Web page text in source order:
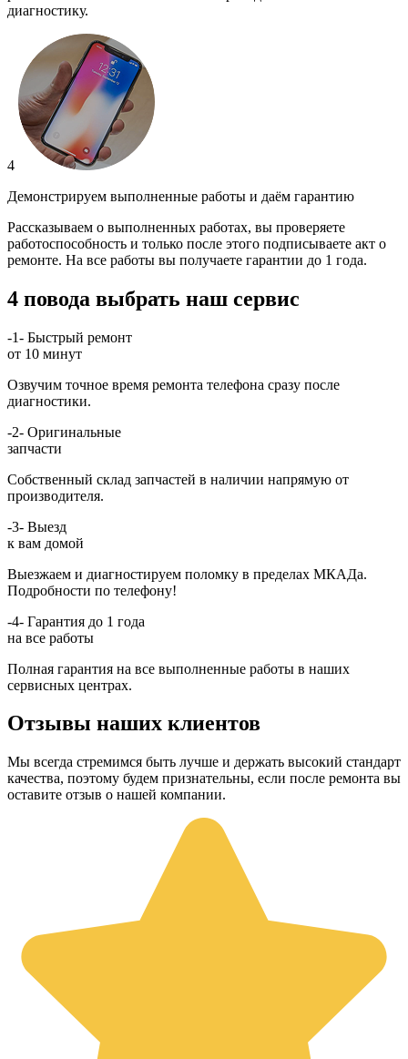
диагностику.
4
Демонстрируем выполненные работы и даём гарантию
Рассказываем о выполненных работах, вы проверяете
работоспособность и только после этого подписываете акт о
ремонте. На все работы вы получаете гарантии до 1 года.
4 повода выбрать наш сервис
-1- Быстрый ремонт
от 10 минут
Озвучим точное время ремонта телефона сразу после
диагностики.
-2- Оригинальные
запчасти
Собственный склад запчастей в наличии напрямую от
производителя.
-3- Выезд
к вам домой
Выезжаем и диагностируем поломку в пределах МКАДа.
Подробности по телефону!
-4- Гарантия до 1 года
на все работы
Полная гарантия на все выполненные работы в наших
сервисных центрах.
Отзывы наших клиентов
Мы всегда стремимся быть лучше и держать высокий стандарт
качества, поэтому будем признательны, если после ремонта вы
оставите отзыв о нашей компании.